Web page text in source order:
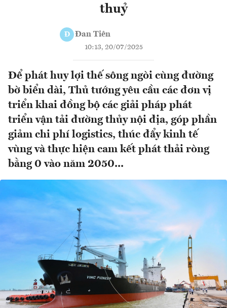
thuỷ
Đ Đan Tiên
10:13, 20/07/2025
Để phát huy lợi thế sông ngòi cùng đường
bờ biển dài, Thủ tướng yêu cầu các đơn vị
triển khai đồng bộ các giải pháp phát
triển vận tải đường thủy nội địa, góp phần
giảm chi phí logistics, thúc đẩy kinh tế
vùng và thực hiện cam kết phát thải ròng
bằng 0 vào năm 2050...